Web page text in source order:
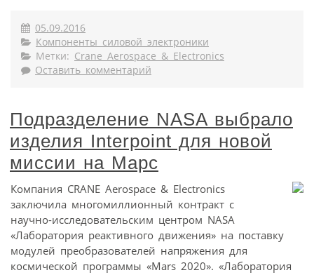
05.09.2016
Компоненты силовой электроники
Метки: Crane Aerospace & Electronics
Оставить комментарий
Подразделение NASA выбрало
изделия Interpoint для новой
миссии на Марс
Компания CRANE Aerospace & Electronics
заключила многомиллионный контракт с
научно-исследовательским центром NASA
«Лаборатория реактивного движения» на поставку
модулей преобразователей напряжения для
космической программы «Mars 2020». «Лаборатория